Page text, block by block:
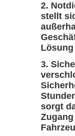
stellt
sorgt